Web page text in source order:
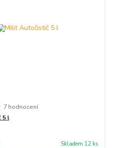
7 hodnocení
5 l
Skladem 12 ks